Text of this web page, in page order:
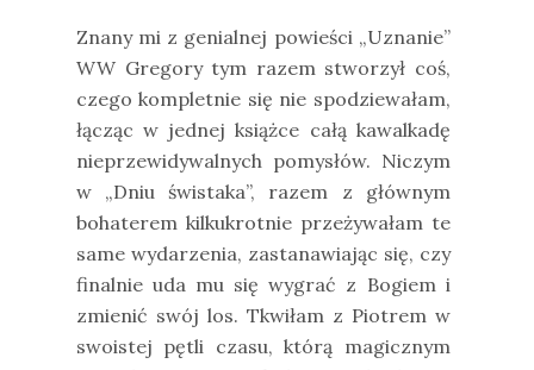
Znany mi z genialnej powieści „Uznanie”
WW Gregory tym razem stworzył coś,
czego kompletnie się nie spodziewałam,
łącząc w jednej książce całą kawalkadę
nieprzewidywalnych pomysłów. Niczym
w „Dniu świstaka”, razem z głównym
bohaterem kilkukrotnie przeżywałam te
same wydarzenia, zastanawiając się, czy
finalnie uda mu się wygrać z Bogiem i
zmienić swój los. Tkwiłam z Piotrem w
swoistej pętli czasu, którą magicznym